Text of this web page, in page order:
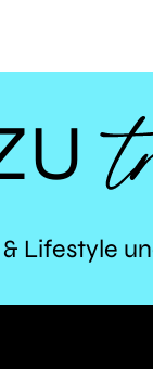
Lifestyle